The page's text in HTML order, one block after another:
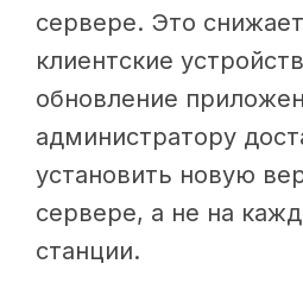
сервере. Это
клиентские
обновление
администратору
установить новую
сервере, а не на
станции.